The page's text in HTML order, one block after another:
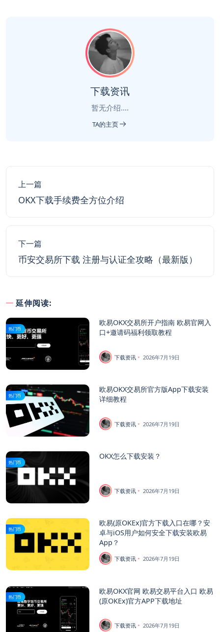
下载资讯
暂无介绍....
TA的主页
上一篇
OKX下载手续费全方位介绍
下一篇
币安交易所下载 注册与认证全攻略（最新版）
延伸阅读:
热门币
欧易OKX交易所开户指南 欧易官网入
口+邀请码福利领取教程
下载资讯 2026年7月19日
热门币
欧易OKX交易所官方版App下载安装
详细教程
下载资讯 2026年7月19日
热门币
OKX怎么下载安装？
下载资讯 2026年7月19日
热门币
欧易(原OKEx)官方下载入口在哪？安
卓与iOS用户如何安全下载安装欧易
App？
下载资讯 2026年7月19日
热门币
欧易OKX官网 欧易交易平台入口 欧易
(原OKEx)官方APP下载地址
下载资讯 2026年7月19日